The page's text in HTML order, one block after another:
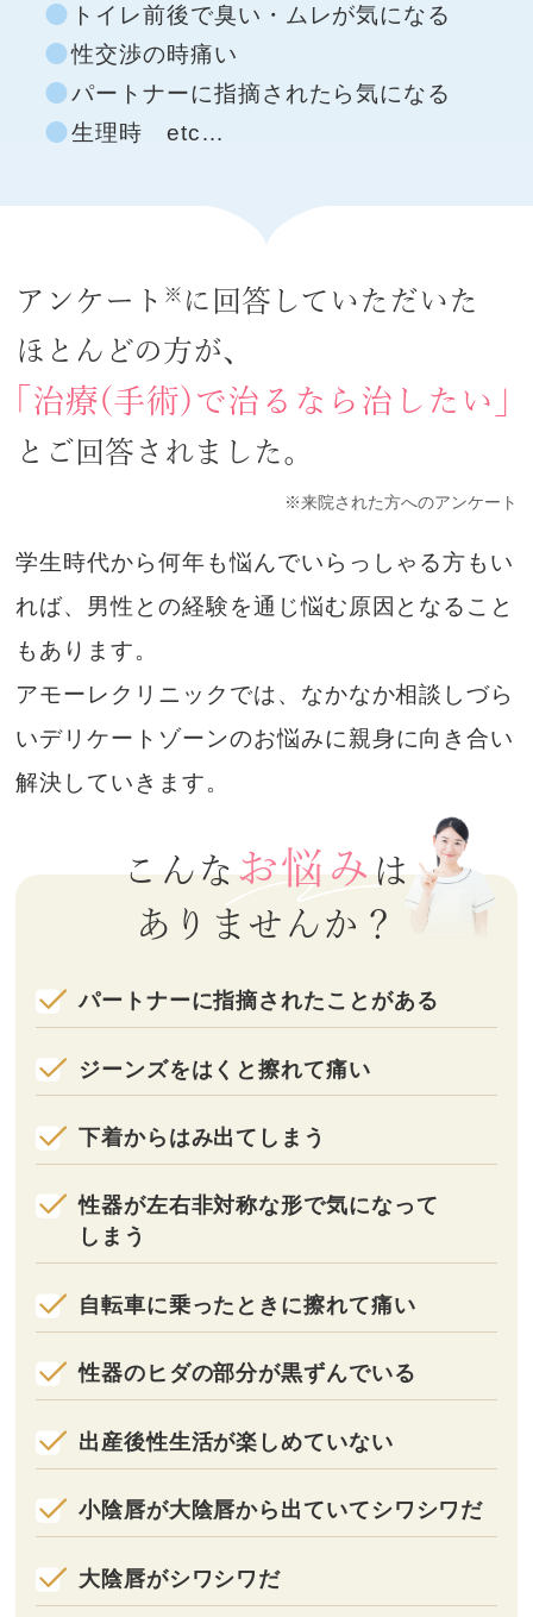
トイレ前後で臭い・ムレが気になる
性交渉の時痛い
パートナーに指摘されたら気になる
生理時 etc…
アンケート ※ に回答していただいた
ほとんどの方が、
「治療(手術)で治るなら治したい」
とご回答されました。
※来院された方へのアンケート
学生時代から何年も悩んでいらっしゃる方もい
れば、 男性との経験を通じ悩む原因となること
もあります。
アモーレクリニックでは、なかなか相談しづら
いデリケートゾーンのお悩みに親身に向き合い
解決していきます。
こんなお悩みは
ありませんか？
パートナーに指摘されたことがある
ジーンズをはくと擦れて痛い
下着からはみ出てしまう
性器が左右非対称な形で気になって
しまう
自転車に乗ったときに擦れて痛い
性器のヒダの部分が黒ずんでいる
出産後性生活が楽しめていない
小陰唇が大陰唇から出ていてシワシワだ
大陰唇がシワシワだ